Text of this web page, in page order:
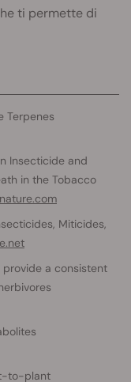
ti permette di
Terpenes
Insecticide and
in the Tobacco
Miticides,
a consistent
to-plant